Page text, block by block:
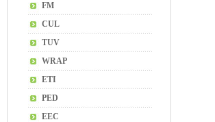
FM
CUL
TUV
WRAP
ETI
PED
EEC